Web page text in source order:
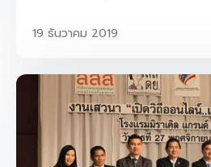
19 ธันวาคม 2019